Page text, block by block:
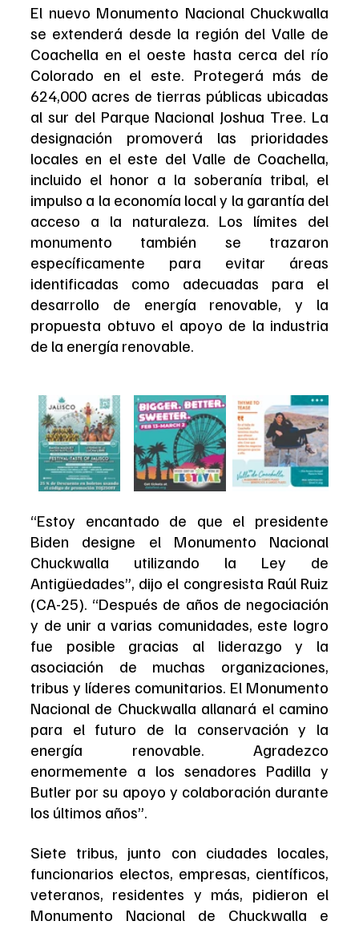
El nuevo Monumento Nacional Chuckwalla
se extenderá desde la región del Valle de
Coachella en el oeste hasta cerca del río
Colorado en el este. Protegerá más de
624,000 acres de tierras públicas ubicadas
al sur del Parque Nacional Joshua Tree. La
designación promoverá las prioridades
locales en el este del Valle de Coachella,
incluido el honor a la soberanía tribal, el
impulso a la economía local y la garantía del
acceso a la naturaleza. Los límites del
monumento también se trazaron
específicamente para evitar áreas
identificadas como adecuadas para el
desarrollo de energía renovable, y la
propuesta obtuvo el apoyo de la industria
de la energía renovable.
“Estoy encantado de que el presidente
Biden designe el Monumento Nacional
Chuckwalla utilizando la Ley de
Antigüedades”, dijo el congresista Raúl Ruiz
(CA-25). “Después de años de negociación
y de unir a varias comunidades, este logro
fue posible gracias al liderazgo y la
asociación de muchas organizaciones,
tribus y líderes comunitarios. El Monumento
Nacional de Chuckwalla allanará el camino
para el futuro de la conservación y la
energía renovable. Agradezco
enormemente a los senadores Padilla y
Butler por su apoyo y colaboración durante
los últimos años”.
Siete tribus, junto con ciudades locales,
funcionarios electos, empresas, científicos,
veteranos, residentes y más, pidieron el
Monumento Nacional de Chuckwalla e